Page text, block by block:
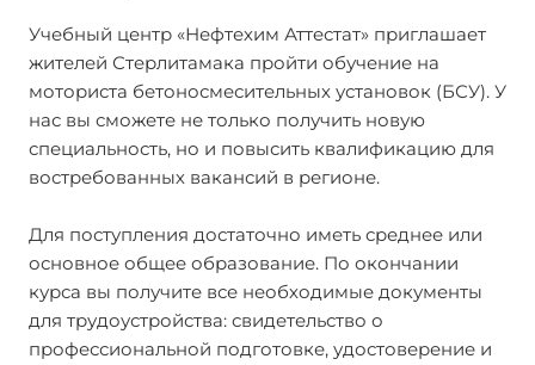
Учебный центр «Нефтехим Аттестат» приглашает
жителей Стерлитамака пройти обучение на
моториста бетоносмесительных установок (БСУ). У
нас вы сможете не только получить новую
специальность, но и повысить квалификацию для
востребованных вакансий в регионе.
Для поступления достаточно иметь среднее или
основное общее образование. По окончании
курса вы получите все необходимые документы
для трудоустройства: свидетельство о
профессиональной подготовке, удостоверение и